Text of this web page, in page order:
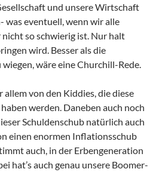
und unsere Wirtschaft
was eventuell, wenn wir alle
so schwierig ist. Nur halt
wird. Besser als die
wäre eine Churchill-Rede.
allem von den Kiddies, die diese
werden. Daneben auch noch
Schuldenschub natürlich auch
einen enormen Inflationsschub
auch, in der Erbengeneration
hat’s auch genau unsere Boomer-